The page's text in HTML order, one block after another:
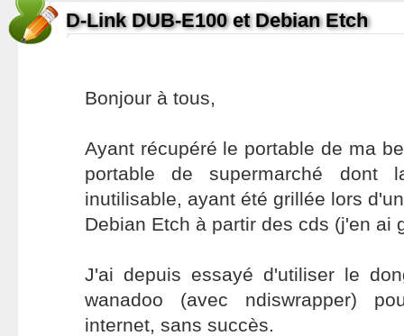
D-Link DUB-E100 et Debian Etch
Bonjour à tous,
Ayant récupéré le portable de ma
portable de supermarché dont
inutilisable, ayant été grillée lors
Debian Etch à partir des cds (j'en ai
J'ai depuis essayé d'utiliser le
wanadoo (avec ndiswrapper)
internet, sans succès.